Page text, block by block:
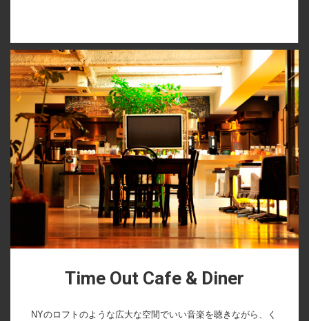
Time Out Cafe & Diner
NYのロフトのような広大な空間でいい音楽を聴きながら、く